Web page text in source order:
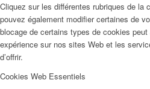
Cliquez sur les différentes rubriques de la
pouvez également modifier certaines de
blocage de certains types de cookies
expérience sur nos sites Web et les
d’offrir.
Cookies Web Essentiels